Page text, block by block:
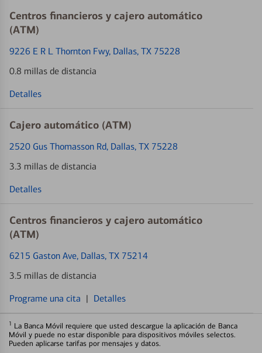
Centros financieros y cajero automático
(ATM)
9226 E R L Thornton Fwy, Dallas, TX 75228
0.8 millas de distancia
Detalles
Cajero automático (ATM)
2520 Gus Thomasson Rd, Dallas, TX 75228
3.3 millas de distancia
Detalles
Centros financieros y cajero automático
(ATM)
6215 Gaston Ave, Dallas, TX 75214
3.5 millas de distancia
Programe una cita | Detalles
1 La Banca Móvil requiere que usted descargue la aplicación de Banca
Móvil y puede no estar disponible para dispositivos móviles selectos.
Pueden aplicarse tarifas por mensajes y datos.